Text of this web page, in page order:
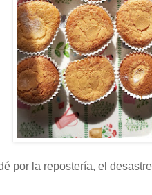
por la repostería, el